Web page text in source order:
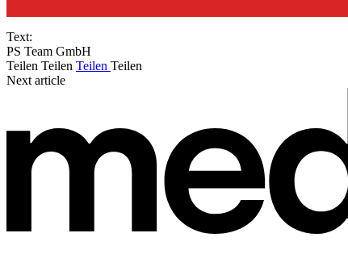
Text:
PS Team GmbH
Teilen Teilen Teilen Teilen
Next article